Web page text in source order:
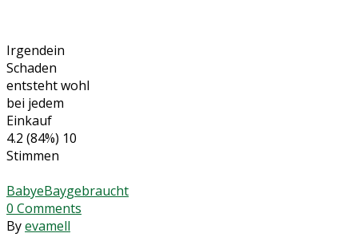
Irgendein
Schaden
entsteht wohl
bei jedem
Einkauf
4.2 (84%) 10
Stimmen
BabyeBaygebraucht
0 Comments
Byevamell